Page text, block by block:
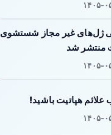
۰۵-۱۷
ژل‌های غیر مجاز شستشوی
منتشر شد
۰۵-۱۷
علائم هپاتیت باشید!
۰۵-۱۷